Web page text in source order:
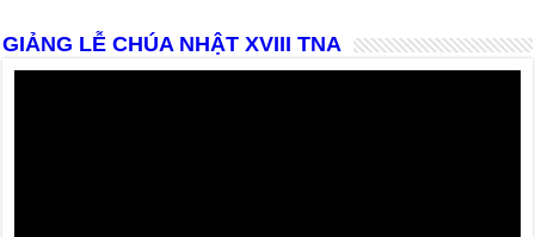
GIẢNG LỄ CHÚA NHẬT XVIII TNA